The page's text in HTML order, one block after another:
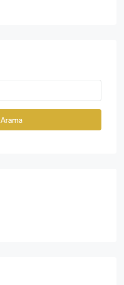
Arama